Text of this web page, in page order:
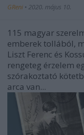
GReni • 2020. május 10.
115 magyar
emberek tollából,
Liszt Ferenc és
rengeteg érzelem
szórakoztató
arca van...